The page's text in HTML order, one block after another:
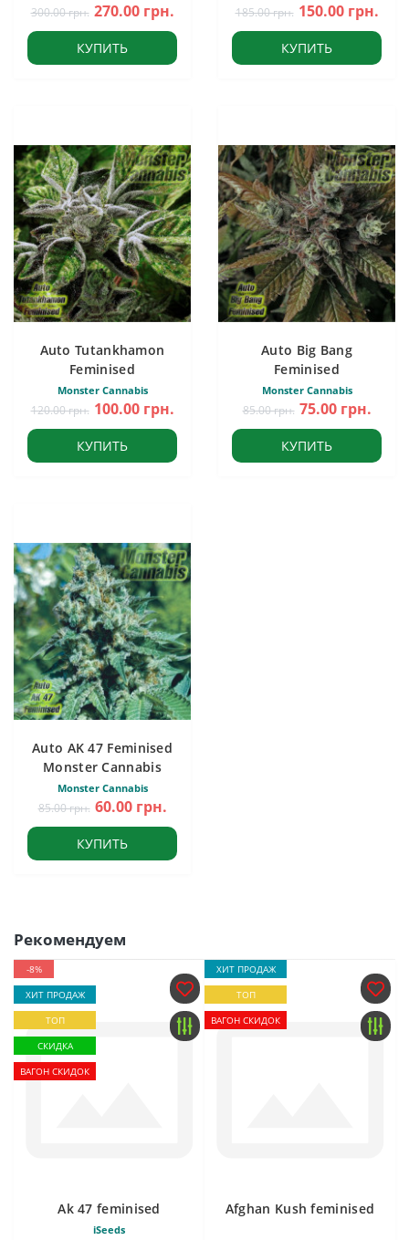
300.00 грн. 270.00 грн.
КУПИТЬ
185.00 грн. 150.00 грн.
КУПИТЬ
Auto Tutankhamon
Feminised
Monster Cannabis
120.00 грн. 100.00 грн.
КУПИТЬ
Auto Big Bang
Feminised
Monster Cannabis
85.00 грн. 75.00 грн.
КУПИТЬ
Auto AK 47 Feminised
Monster Cannabis
Monster Cannabis
85.00 грн. 60.00 грн.
КУПИТЬ
Рекомендуем
-8%
ХИТ ПРОДАЖ
ТОП
СКИДКА
ВАГОН СКИДОК
Ak 47 feminised
iSeeds
ХИТ ПРОДАЖ
ТОП
ВАГОН СКИДОК
Afghan Kush feminised